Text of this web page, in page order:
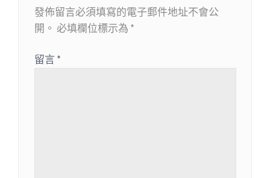
發佈留言必須填寫的電子郵件地址不會公
開。 必填欄位標示為 *
留言*